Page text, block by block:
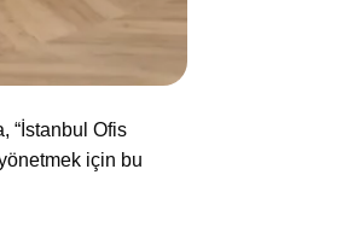
“İstanbul Ofis
için bu